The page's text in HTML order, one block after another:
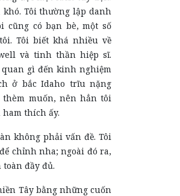
Tôi thường lập danh
cũng có bạn bè, một số
Tôi biết khá nhiều về
và tinh thần hiệp sĩ.
gì đến kinh nghiệm
ở bắc Idaho trĩu nặng
muốn, nên hẳn tôi
thích ấy.
không phải vấn đề. Tôi
chỉnh nha; ngoài đó ra,
đầy đủ.
Tây bằng những cuốn